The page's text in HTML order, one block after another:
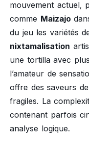
mouvement actuel,
comme Maizajo
du jeu les variétés
nixtamalisation
une tortilla avec
l’amateur de
offre des saveurs
fragiles. La
contenant parfois
analyse logique.